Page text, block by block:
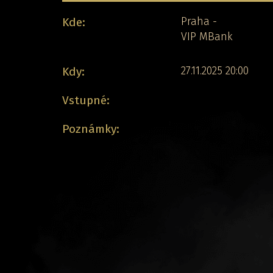
Kde:
Praha -
VIP MBank
Kdy: 27.11.2025 20:00
Vstupné:
Poznámky: